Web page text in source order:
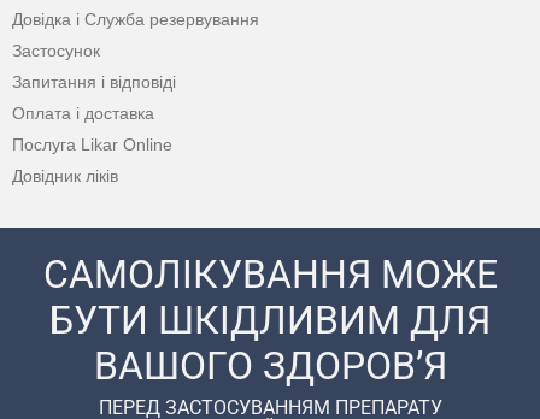
Довідка і Служба резервування
Застосунок
Запитання і відповіді
Оплата і доставка
Послуга Likar Online
Довідник ліків
САМОЛІКУВАННЯ МОЖЕ
БУТИ ШКІДЛИВИМ ДЛЯ
ВАШОГО ЗДОРОВ’Я
ПЕРЕД ЗАСТОСУВАННЯМ ПРЕПАРАТУ